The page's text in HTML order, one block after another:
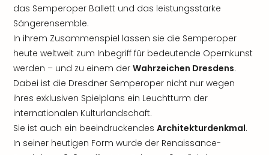
das Semperoper Ballett und das leistungsstarke
Sängerensemble.
In ihrem Zusammenspiel lassen sie die Semperoper
heute weltweit zum Inbegriff für bedeutende Opernkunst
werden – und zu einem der Wahrzeichen Dresdens.
Dabei ist die Dresdner Semperoper nicht nur wegen
ihres exklusiven Spielplans ein Leuchtturm der
internationalen Kulturlandschaft.
Sie ist auch ein beeindruckendes Architekturdenkmal.
In seiner heutigen Form wurde der Renaissance-